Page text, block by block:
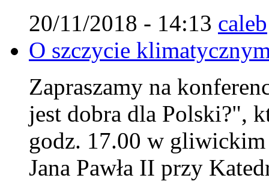
20/11/2018 - 14:13 caleb
O szczycie
Zapraszamy na
jest dobra dla Polski?",
godz. 17.00 w
Jana Pawła II przy